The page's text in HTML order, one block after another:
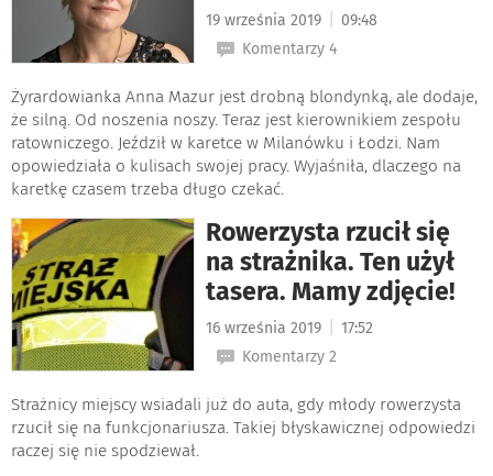
19 września 2019
09:48
Komentarzy 4
Żyrardowianka Anna Mazur jest drobną blondynką, ale dodaje,
że silną. Od noszenia noszy. Teraz jest kierownikiem zespołu
ratowniczego. Jeździł w karetce w Milanówku i Łodzi. Nam
opowiedziała o kulisach swojej pracy. Wyjaśniła, dlaczego na
karetkę czasem trzeba długo czekać.
Rowerzysta rzucił się
na strażnika. Ten użył
tasera. Mamy zdjęcie!
16 września 2019
17:52
Komentarzy 2
Strażnicy miejscy wsiadali już do auta, gdy młody rowerzysta
rzucił się na funkcjonariusza. Takiej błyskawicznej odpowiedzi
raczej się nie spodziewał.